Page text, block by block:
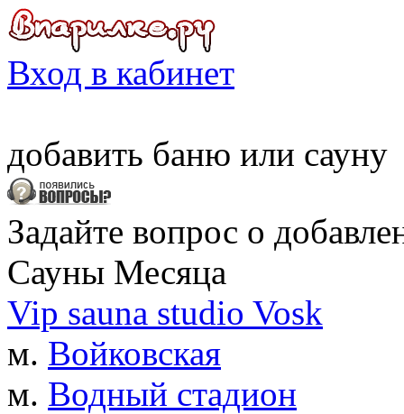
Вход в кабинет
добавить баню или сауну
Задайте вопрос о
Сауны Месяца
Vip sauna studio Vosk
м. Войковская
м. Водный стадион